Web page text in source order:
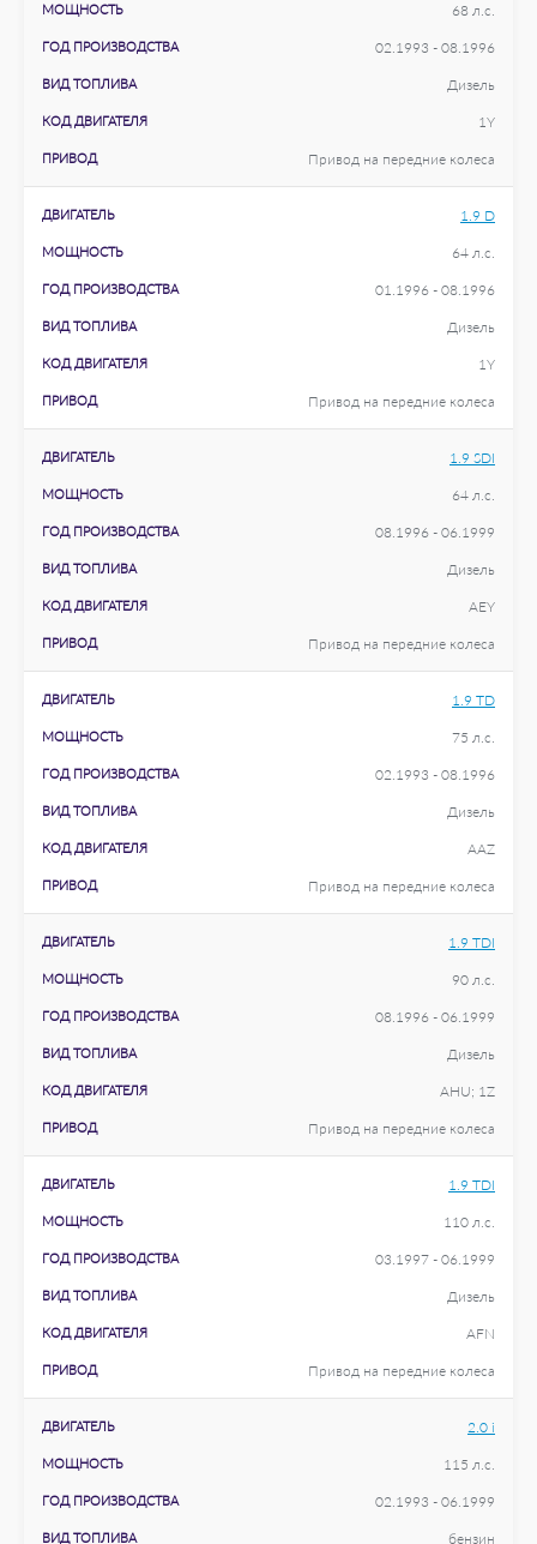
МОЩНОСТЬ 68 л.с.
ГОД ПРОИЗВОДСТВА 02.1993 - 08.1996
ВИД ТОПЛИВА Дизель
КОД ДВИГАТЕЛЯ 1Y
ПРИВОД Привод на передние колеса
ДВИГАТЕЛЬ 1.9 D
МОЩНОСТЬ 64 л.с.
ГОД ПРОИЗВОДСТВА 01.1996 - 08.1996
ВИД ТОПЛИВА Дизель
КОД ДВИГАТЕЛЯ 1Y
ПРИВОД Привод на передние колеса
ДВИГАТЕЛЬ 1.9 SDI
МОЩНОСТЬ 64 л.с.
ГОД ПРОИЗВОДСТВА 08.1996 - 06.1999
ВИД ТОПЛИВА Дизель
КОД ДВИГАТЕЛЯ AEY
ПРИВОД Привод на передние колеса
ДВИГАТЕЛЬ 1.9 TD
МОЩНОСТЬ 75 л.с.
ГОД ПРОИЗВОДСТВА 02.1993 - 08.1996
ВИД ТОПЛИВА Дизель
КОД ДВИГАТЕЛЯ AAZ
ПРИВОД Привод на передние колеса
ДВИГАТЕЛЬ 1.9 TDI
МОЩНОСТЬ 90 л.с.
ГОД ПРОИЗВОДСТВА 08.1996 - 06.1999
ВИД ТОПЛИВА Дизель
КОД ДВИГАТЕЛЯ AHU; 1Z
ПРИВОД Привод на передние колеса
ДВИГАТЕЛЬ 1.9 TDI
МОЩНОСТЬ 110 л.с.
ГОД ПРОИЗВОДСТВА 03.1997 - 06.1999
ВИД ТОПЛИВА Дизель
КОД ДВИГАТЕЛЯ AFN
ПРИВОД Привод на передние колеса
ДВИГАТЕЛЬ 2.0 i
МОЩНОСТЬ 115 л.с.
ГОД ПРОИЗВОДСТВА 02.1993 - 06.1999
ВИД ТОПЛИВА бензин